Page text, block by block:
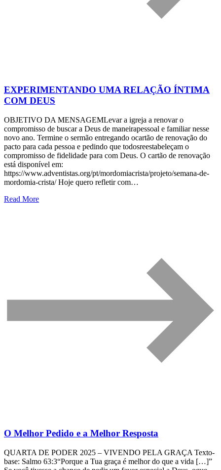
EXPERIMENTANDO UMA RELAÇÃO ÍNTIMA
COM DEUS
OBJETIVO DA MENSAGEMLevar a igreja a renovar o
compromisso de buscar a Deus de maneirapessoal e familiar nesse
novo ano. Termine o sermão entregando ocartão de renovação do
pacto para cada pessoa e pedindo que todosreestabeleçam o
compromisso de fidelidade para com Deus. O cartão de renovação
está disponível em:
https://www.adventistas.org/pt/mordomiacrista/projeto/semana-de-
mordomia-crista/ Hoje quero refletir com…
Read More
O Melhor Pedido e a Melhor Resposta
QUARTA DE PODER 2025 – VIVENDO PELA GRAÇA Texto-
base: Salmo 63:3“Porque a Tua graça é melhor do que a vida […]”